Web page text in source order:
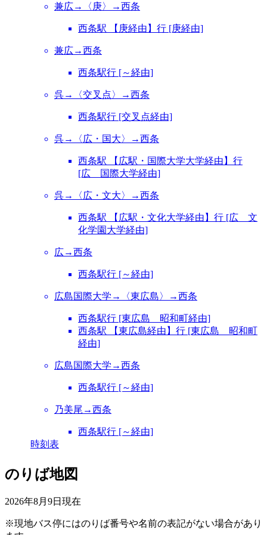
兼広→〈庚〉→西条
西条駅 【庚経由】行 [庚経由]
兼広→西条
西条駅行 [～経由]
呉→〈交叉点〉→西条
西条駅行 [交叉点経由]
呉→〈広・国大〉→西条
西条駅 【広駅・国際大学大学経由】行
[広 国際大学経由]
呉→〈広・文大〉→西条
西条駅 【広駅・文化大学経由】行 [広 文
化学園大学経由]
広→西条
西条駅行 [～経由]
広島国際大学→〈東広島〉→西条
西条駅行 [東広島 昭和町経由]
西条駅 【東広島経由】行 [東広島 昭和町
経由]
広島国際大学→西条
西条駅行 [～経由]
乃美尾→西条
西条駅行 [～経由]
時刻表
のりば地図
2026年8月9日 現在
※現地バス停にはのりば番号や名前の表記がない場合があり